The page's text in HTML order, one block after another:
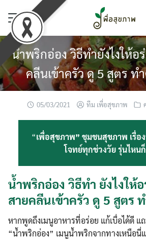
content
น้ำพริกอ่อง วิธีทำยังไงให้อ
คลีนเข้าครัว ดู 5 สูตร ท
05/03/2021 ทีม เพื่อสุขภาพ
“เพื่อสุขภาพ” ชุมชนสุขภาพ เรื่อ
โจทย์ทุกช่วงวัย รุ่นไหน
น้ำพริกอ่อง วิธีทำ ยังไงให้
สายคลีนเข้าครัว ดู 5 สูตร
หากพูดถึงเมนูอาหารที่อร่อย แก้เบื่อได้ดี แ
“น้ำพริกอ่อง” เมนูน้ำพริกจากทางเหนือ